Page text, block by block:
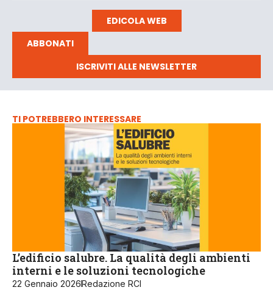
EDICOLA WEB
ABBONATI
ISCRIVITI ALLE NEWSLETTER
TI POTREBBERO INTERESSARE
L’edificio salubre. La qualità degli ambienti
interni e le soluzioni tecnologiche
22 Gennaio 2026Redazione RCI